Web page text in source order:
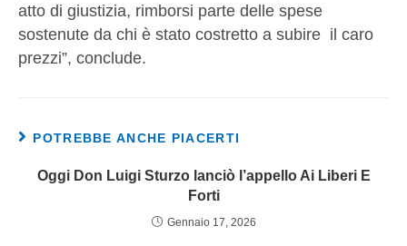
atto di giustizia, rimborsi parte delle spese
sostenute da chi è stato costretto a subire il caro
prezzi”, conclude.
POTREBBE ANCHE PIACERTI
Oggi Don Luigi Sturzo lanciò l’appello Ai Liberi E
Forti
Gennaio 17, 2026